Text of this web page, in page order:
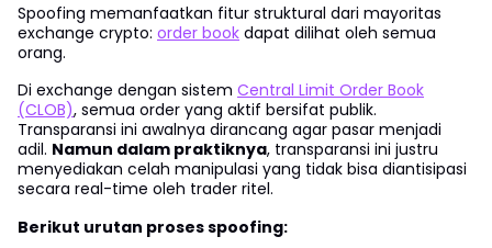
Spoofing memanfaatkan fitur struktural dari mayoritas
exchange crypto: order book dapat dilihat oleh semua
orang.
Di exchange dengan sistem Central Limit Order Book
(CLOB), semua order yang aktif bersifat publik.
Transparansi ini awalnya dirancang agar pasar menjadi
adil. Namun dalam praktiknya, transparansi ini justru
menyediakan celah manipulasi yang tidak bisa diantisipasi
secara real-time oleh trader ritel.
Berikut urutan proses spoofing: